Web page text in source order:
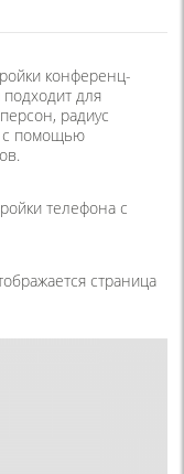
конференц-
для
радиус
с помощью
телефона с
страница